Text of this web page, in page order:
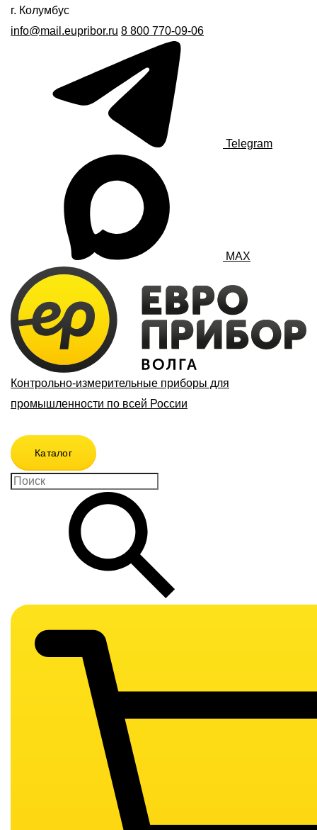
г. Колумбус
info@mail.eupribor.ru 8 800 770-09-06
Telegram
MAX
Контрольно-измерительные приборы для
промышленности по всей России
Каталог